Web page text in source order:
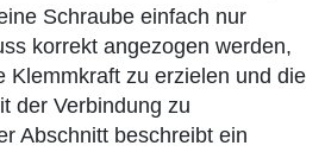
Schraube einfach nur
korrekt angezogen werden,
Klemmkraft zu erzielen und die
der Verbindung zu
Abschnitt beschreibt ein